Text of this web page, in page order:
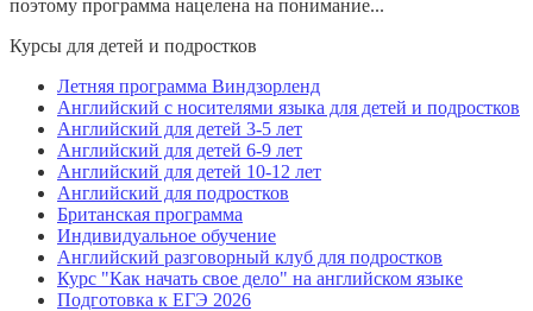
поэтому программа нацелена на понимание...
Курсы для детей и подростков
Летняя программа Виндзорленд
Английский с носителями языка для детей и подростков
Английский для детей 3-5 лет
Английский для детей 6-9 лет
Английский для детей 10-12 лет
Английский для подростков
Британская программа
Индивидуальное обучение
Английский разговорный клуб для подростков
Курс "Как начать свое дело" на английском языке
Подготовка к ЕГЭ 2026